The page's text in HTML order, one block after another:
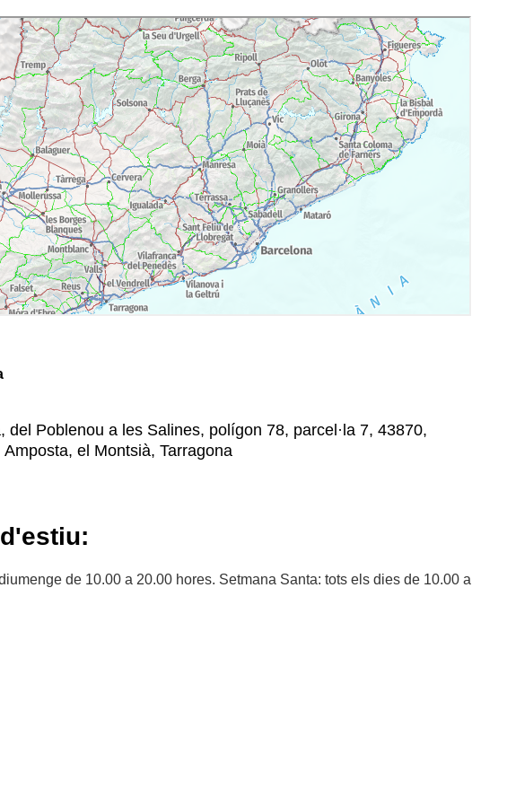
del Poblenou a les Salines, polígon 78, parcel·la 7, 43870,
Amposta, el Montsià, Tarragona
de 10.00 a 20.00 hores. Setmana Santa: tots els dies de 10.00 a